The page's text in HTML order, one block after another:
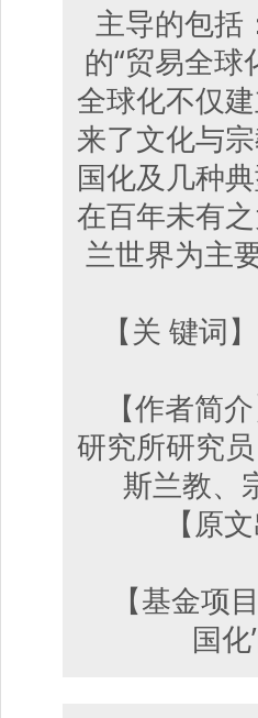
主导的包括
的“贸易全球
全球化不仅
来了文化与
国化及几种
在百年未有
兰世界为主
【关 键词
【作者简
研究所研究
斯兰教、
【原
【基金项
国